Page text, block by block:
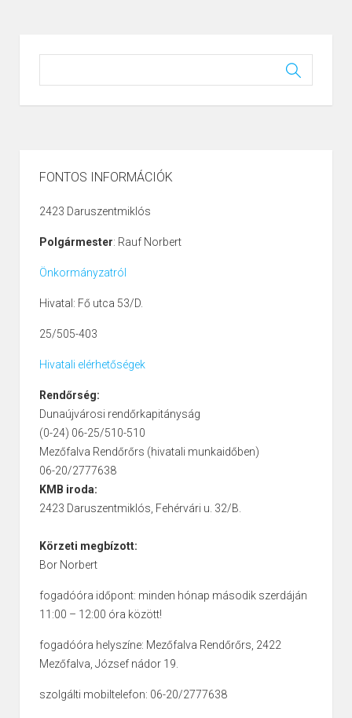
FONTOS INFORMÁCIÓK
2423 Daruszentmiklós
Polgármester: Rauf Norbert
Önkormányzatról
Hivatal: Fő utca 53/D.
25/505-403
Hivatali elérhetőségek
Rendőrség:
Dunaújvárosi rendőrkapitányság
(0-24) 06-25/510-510
Mezőfalva Rendőrőrs (hivatali munkaidőben)
06-20/2777638
KMB iroda:
2423 Daruszentmiklós, Fehérvári u. 32/B.
Körzeti megbízott:
Bor Norbert
fogadóóra időpont: minden hónap második szerdáján
11:00 – 12:00 óra között!
fogadóóra helyszíne: Mezőfalva Rendőrőrs, 2422
Mezőfalva, József nádor 19.
szolgálti mobiltelefon: 06-20/2777638